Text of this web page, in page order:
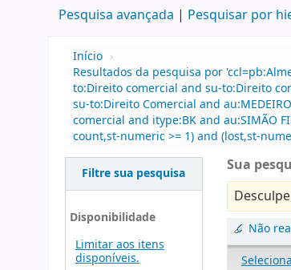
Pesquisa avançada Pesquisar por
Início ›
Resultados da pesquisa por
to:Direito comercial and su-to:Direito
su-to:Direito Comercial and
comercial and itype:BK and au:SIMÃO
count,st-numeric >= 1) and (lost,st-
Filtre sua pesquisa
Disponibilidade
Limitar aos itens
disponíveis.
Sua
Não